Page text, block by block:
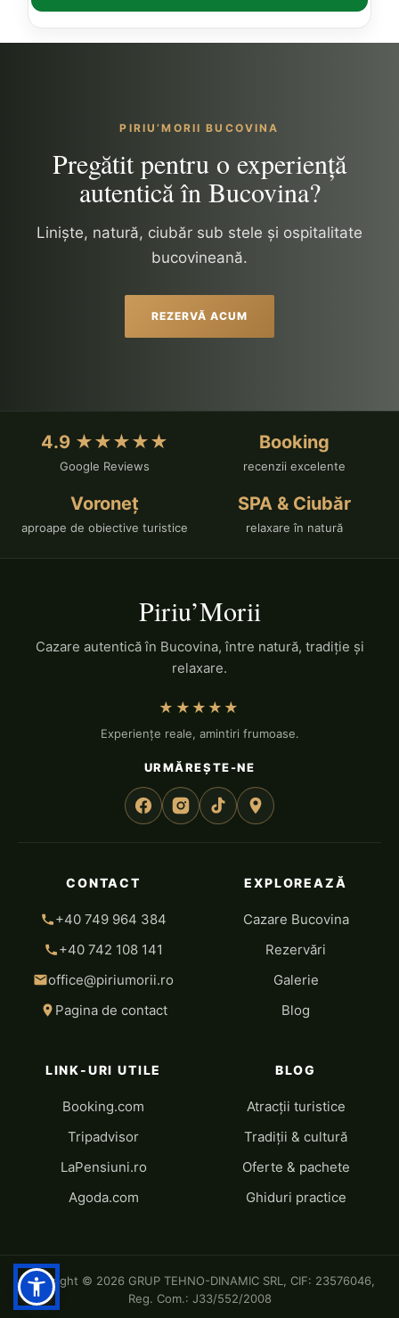
PIRIU’MORII BUCOVINA
Pregătit pentru o experiență
autentică în Bucovina?
Liniște, natură, ciubăr sub stele și ospitalitate
bucovineană.
REZERVĂ ACUM
4.9 ★★★★★
Google Reviews
Booking
recenzii excelente
Voroneț
aproape de obiective turistice
SPA & Ciubăr
relaxare în natură
Piriu’Morii
Cazare autentică în Bucovina, între natură, tradiție și
relaxare.
★★★★★
Experiențe reale, amintiri frumoase.
URMĂREȘTE-NE
CONTACT
+40 749 964 384
+40 742 108 141
office@piriumorii.ro
Pagina de contact
EXPLOREAZĂ
Cazare Bucovina
Rezervări
Galerie
Blog
LINK-URI UTILE
Booking.com
Tripadvisor
LaPensiuni.ro
Agoda.com
BLOG
Atracții turistice
Tradiții & cultură
Oferte & pachete
Ghiduri practice
Copyright © 2026 GRUP TEHNO-DINAMIC SRL, CIF: 23576046,
Reg. Com.: J33/552/2008